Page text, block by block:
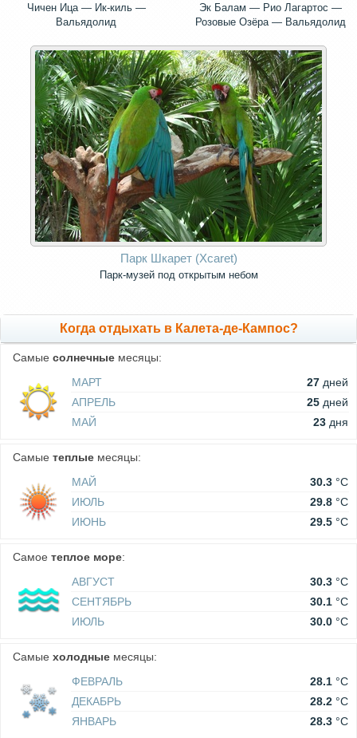
Чичен Ица — Ик-киль —
Вальядолид
Эк Балам — Рио Лагартос —
Розовые Озёра — Вальядолид
Парк Шкарет (Xcaret)
Парк-музей под открытым небом
Когда отдыхать в Калета-де-Кампос?
Самые солнечные месяцы:
МАРТ
27 дней
АПРЕЛЬ
25 дней
МАЙ
23 дня
Самые теплые месяцы:
МАЙ
30.3 °C
ИЮЛЬ
29.8 °C
ИЮНЬ
29.5 °C
Самое теплое море:
АВГУСТ
30.3 °C
СЕНТЯБРЬ
30.1 °C
ИЮЛЬ
30.0 °C
Самые холодные месяцы:
ФЕВРАЛЬ
28.1 °C
ДЕКАБРЬ
28.2 °C
ЯНВАРЬ
28.3 °C